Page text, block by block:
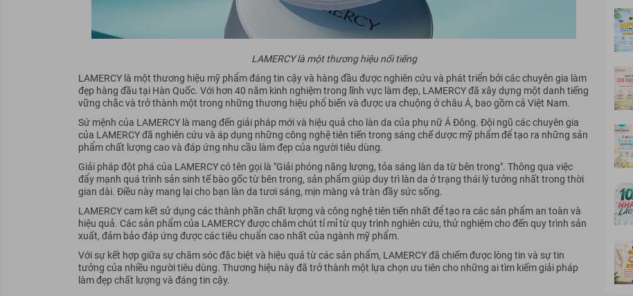
LAMERCY là một thương hiệu nổi tiếng
LAMERCY là một thương hiệu mỹ phẩm đáng tin cậy và hàng đầu được nghiên cứu và phát triển bởi các chuyên gia làm
đẹp hàng đầu tại Hàn Quốc. Với hơn 40 năm kinh nghiệm trong lĩnh vực làm đẹp, LAMERCY đã xây dựng một danh tiếng
vững chắc và trở thành một trong những thương hiệu phổ biến và được ưa chuộng ở châu Á, bao gồm cả Việt Nam.
Sứ mệnh của LAMERCY là mang đến giải pháp mới và hiệu quả cho làn da của phụ nữ Á Đông. Đội ngũ các chuyên gia
của LAMERCY đã nghiên cứu và áp dụng những công nghệ tiên tiến trong sáng chế dược mỹ phẩm để tạo ra những sản
phẩm chất lượng cao và đáp ứng nhu cầu làm đẹp của người tiêu dùng.
Giải pháp đột phá của LAMERCY có tên gọi là "Giải phóng năng lượng, tỏa sáng làn da từ bên trong". Thông qua việc
đẩy mạnh quá trình sản sinh tế bào gốc từ bên trong, sản phẩm giúp duy trì làn da ở trạng thái lý tưởng nhất trong thời
gian dài. Điều này mang lại cho bạn làn da tươi sáng, mịn màng và tràn đầy sức sống.
LAMERCY cam kết sử dụng các thành phần chất lượng và công nghệ tiên tiến nhất để tạo ra các sản phẩm an toàn và
hiệu quả. Các sản phẩm của LAMERCY được chăm chút tỉ mỉ từ quy trình nghiên cứu, thử nghiệm cho đến quy trình sản
xuất, đảm bảo đáp ứng được các tiêu chuẩn cao nhất của ngành mỹ phẩm.
Với sự kết hợp giữa sự chăm sóc đặc biệt và hiệu quả từ các sản phẩm, LAMERCY đã chiếm được lòng tin và sự tin
tưởng của nhiều người tiêu dùng. Thương hiệu này đã trở thành một lựa chọn ưu tiên cho những ai tìm kiếm giải pháp
làm đẹp chất lượng và đáng tin cậy.